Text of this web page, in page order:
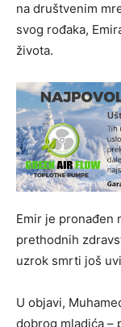
na društvenim
svog rođaka,
života.
Emir je pronađen
prethodnih
uzrok smrti još
U objavi,
dobrog mladića –